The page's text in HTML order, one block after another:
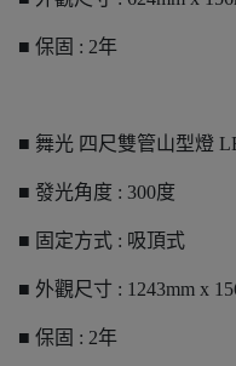
■ 保固 : 2年
■ 舞光 四尺雙管山型燈
■ 發光角度 : 300度
■ 固定方式 : 吸頂式
■ 外觀尺寸 : 1243mm x
■ 保固 : 2年